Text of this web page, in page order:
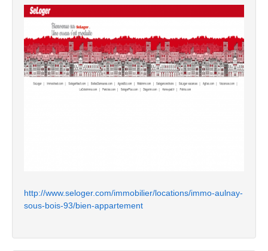
http://www.seloger.com/immobilier/locations/immo-aulnay-
sous-bois-93/bien-appartement